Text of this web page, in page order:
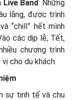
Live Band. Những
lắng, được trình
“chill” hết mình
các dịp lễ, Tết,
chương trình
cho du khách.
sự tinh tế và chu